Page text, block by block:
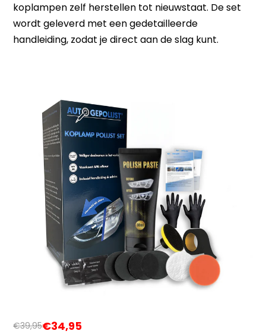
koplampen zelf herstellen tot nieuwstaat. De set
wordt geleverd met een gedetailleerde
handleiding, zodat je direct aan de slag kunt.
€39,95€34,95